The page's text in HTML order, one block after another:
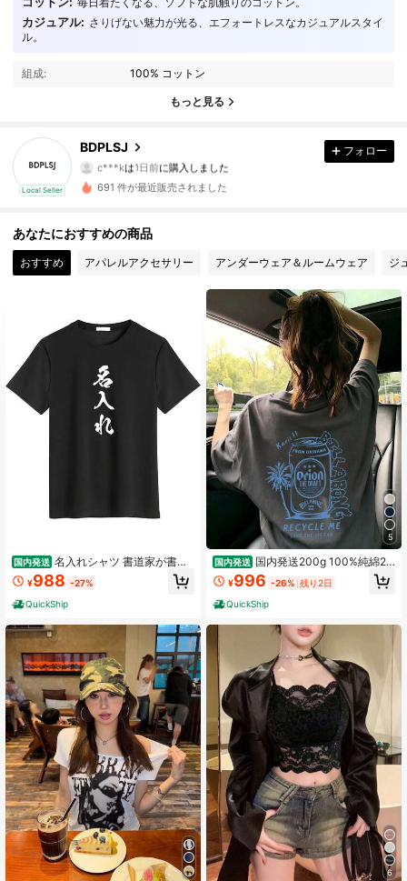
カジュアル: さりげない魅力が光る、エフォートレスなカジュアルスタイ
ル。
組成: 100% コットン
もっと見る
Local Seller
BDPLSJ
4.61 9 フォロワー
9 フォロワー
9 フォロワー
4.61
9 フォロワー
c***kは1日前に購入しました
9 フォロワー
4.61 9 フォロワー
4.61 9 フォロワー
4.61 9 フォロワー
4.61 9 フォロワー
フォロー
691 件が最近販売されました
あなたにおすすめの商品
おすすめ アパレルアクセサリー アンダーウェア＆ルームウェア ジ
国内発送 名入れシャツ 書道家が書く
筆文字 漢字 オーダーメイド オリジ
ナル プリント レディー...レディース
シャツ
¥988 -27%
QuickShip
5
国内発送 国内発送200g 100%純綿20
26新型レディース半袖Tシャツ、Y2
Kルーズフィット、春夏韓国風カジュ
アルトップス
¥996 -26% 残り2日
QuickShip
6